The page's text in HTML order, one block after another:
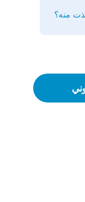
منه؟